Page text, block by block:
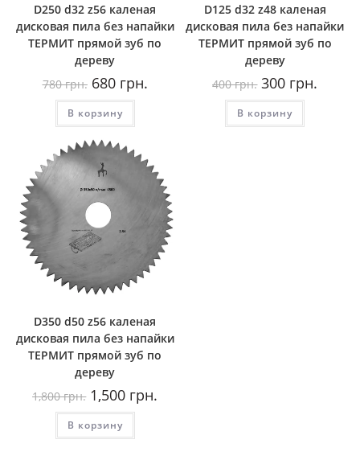
D250 d32 z56 каленая
дисковая пила без напайки
ТЕРМИТ прямой зуб по
дереву
780грн. Первоначальная
цена
составляла
780
грн..
680грн.цена:
В корзину
D125 d32 z48 каленая
дисковая пила без напайки
ТЕРМИТ прямой зуб по
дереву
400грн. Первоначальная
цена
составляла
400
грн..
300 грн.
В корзину
D350 d50 z56 каленая
дисковая пила без напайки
ТЕРМИТ прямой зуб по
дереву
1,800грн. Первоначальная
цена
составляла
1,800
грн..
1,500 грн.
В корзину